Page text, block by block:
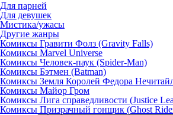
Для парней
Для девушек
Мистика/ужасы
Другие жанры
Комиксы Гравити Фолз (Gravity Falls)
Комиксы Marvel Universe
Комиксы Человек-паук (Spider-Man)
Комиксы Бэтмен (Batman)
Комиксы Земля Королей Федора
Комиксы Майор Гром
Комиксы Лига справедливости (Justice
Комиксы Призрачный гонщик (Ghost